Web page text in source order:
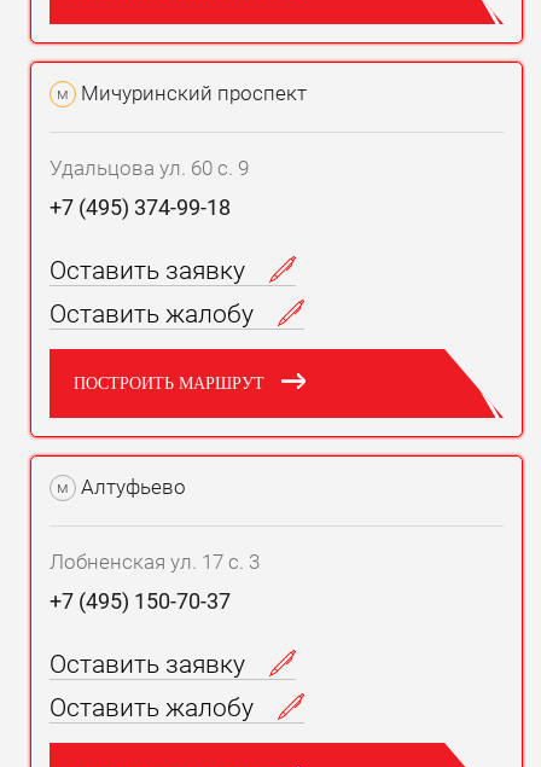
м Мичуринский проспект
Удальцова ул. 60 с. 9
+7 (495) 374-99-18
Оставить заявку
Оставить жалобу
ПОСТРОИТЬ МАРШРУТ
м Алтуфьево
Лобненская ул. 17 с. 3
+7 (495) 150-70-37
Оставить заявку
Оставить жалобу